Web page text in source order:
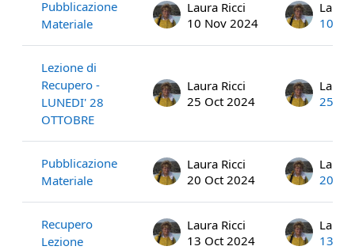
Pubblicazione
Materiale
Laura Ricci
10 Nov 2024
Laura
10
Lezione di
Recupero -
LUNEDI' 28
OTTOBRE
Laura Ricci
25 Oct 2024
Laura
25
Pubblicazione
Materiale
Laura Ricci
20 Oct 2024
Laura
20
Recupero
Lezione
Laura Ricci
13 Oct 2024
Laura
13